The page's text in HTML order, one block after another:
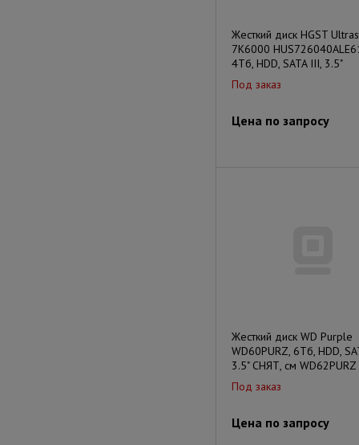
Жесткий диск HGST
7K6000
4Тб, HDD, SATA III, 3.5"
Под заказ
Цена по запросу
Жесткий диск WD Purple
WD60PURZ, 6Тб, HDD,
3.5" СНЯТ, см WD62PURZ
Под заказ
Цена по запросу